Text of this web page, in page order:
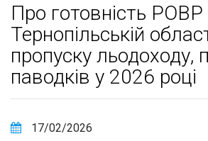
Про готовність РОВР
Тернопільській
пропуску льодоходу,
паводків у 2026 році
17/02/2026